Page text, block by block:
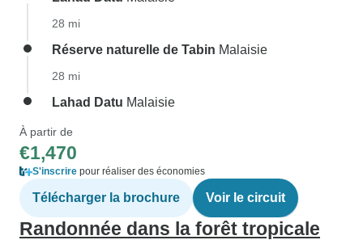
28 mi
Réserve naturelle de Tabin Malaisie
28 mi
Lahad Datu Malaisie
À partir de
€1,470
S'inscrire pour réaliser des économies
Télécharger la brochure Voir le circuit
Randonnée dans la forêt tropicale